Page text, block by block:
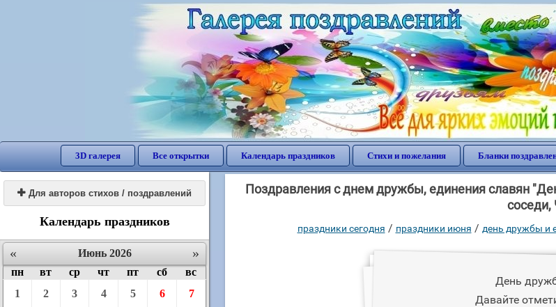
3D галерея Все открытки Календарь праздников Стихи и пожелания Бланки
 Для авторов стихов / поздравлений
Календарь праздников
« »
Июнь 2026
пн
вт ср чт пт сб
вс
1
2 3 4 5 6 7
Поздравления с днем дружбы, единения славян
соседи,
праздники сегодня / праздники июня / день дружбы и
День
Давайте